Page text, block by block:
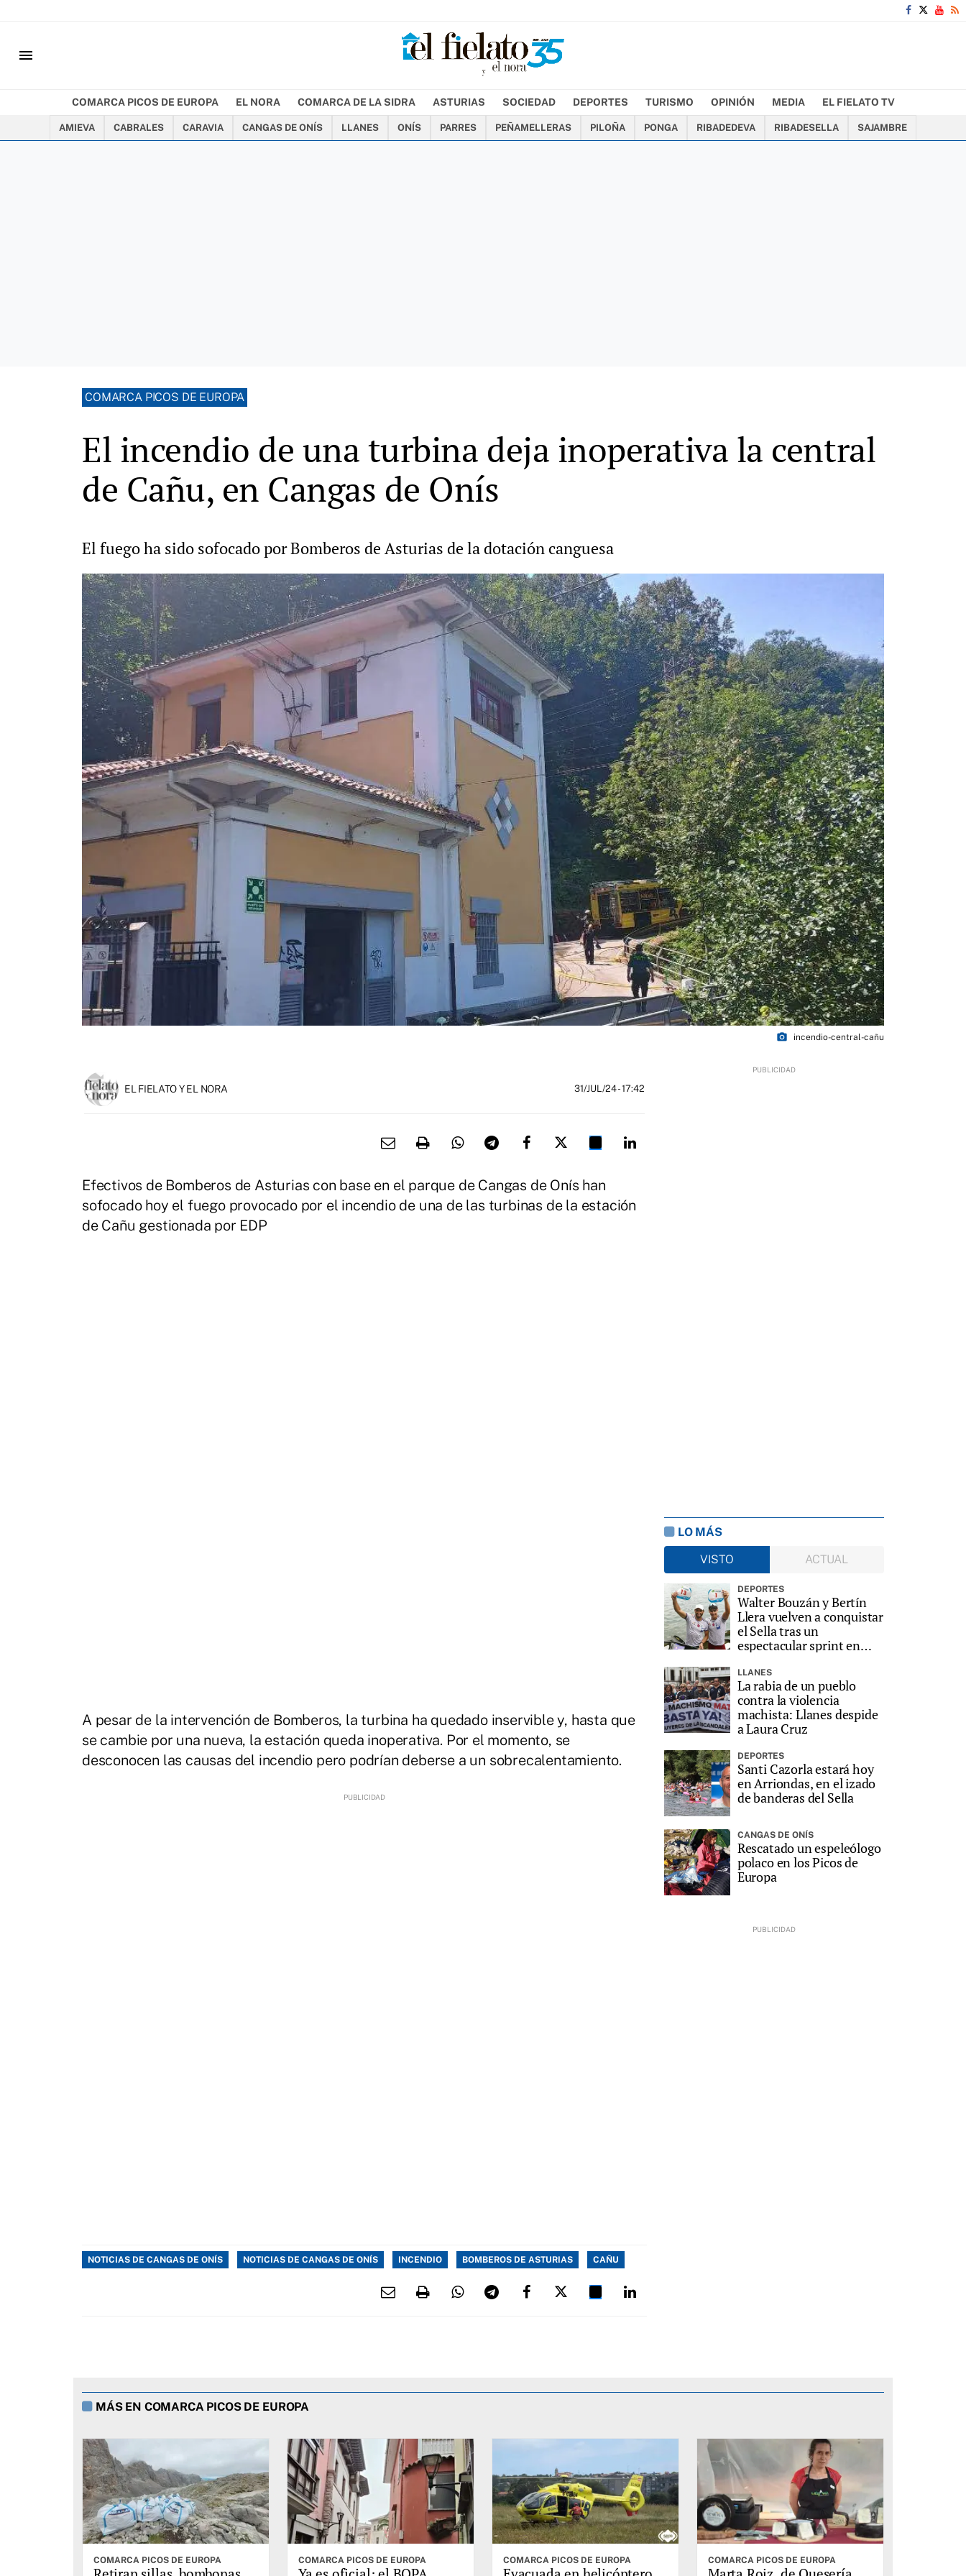
menu
COMARCA PICOS DE EUROPA EL NORA COMARCA DE LA SIDRA ASTURIAS SOCIEDAD DEPORTES TURISMO OPINIÓN MEDIA EL FIELATO TV
AMIEVA CABRALES CARAVIA CANGAS DE ONÍS LLANES ONÍS PARRES PEÑAMELLERAS PILOÑA PONGA RIBADEDEVA RIBADESELLA SAJAMBRE
COMARCA PICOS DE EUROPA
El incendio de una turbina deja inoperativa la central
de Cañu, en Cangas de Onís
El fuego ha sido sofocado por Bomberos de Asturias de la dotación canguesa
photo_camera incendio-central-cañu
EL FIELATO Y EL NORA 31/JUL/24- 17:42
Efectivos de Bomberos de Asturias con base en el parque de Cangas de Onís han
sofocado hoy el fuego provocado por el incendio de una de las turbinas de la estación
de Cañu gestionada por EDP
A pesar de la intervención de Bomberos, la turbina ha quedado inservible y, hasta que
se cambie por una nueva, la estación queda inoperativa. Por el momento, se
desconocen las causas del incendio pero podrían deberse a un sobrecalentamiento.
NOTICIAS DE CANGAS DE ONÍS NOTICIAS DE CANGAS DE ONÍS INCENDIO BOMBEROS DE ASTURIAS CAÑU
LO MÁS
VISTO
ACTUAL
DEPORTES
Walter Bouzán y Bertín
Llera vuelven a conquistar
el Sella tras un
espectacular sprint en
LLANES
La rabia de un pueblo
contra la violencia
machista: Llanes despide
a Laura Cruz
DEPORTES
Santi Cazorla estará hoy
en Arriondas, en el izado
de banderas del Sella
CANGAS DE ONÍS
Rescatado un espeleólogo
polaco en los Picos de
Europa
MÁS EN COMARCA PICOS DE EUROPA
COMARCA PICOS DE EUROPA COMARCA PICOS DE EUROPA COMARCA PICOS DE EUROPA COMARCA PICOS DE EUROPA